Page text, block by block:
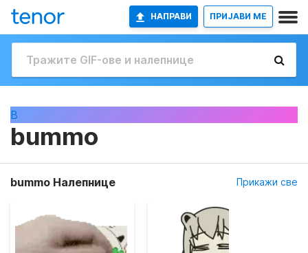
НАПРАВИ ПРИЈАВИ МЕ
B
bummo
bummo Налепнице Прикажи све